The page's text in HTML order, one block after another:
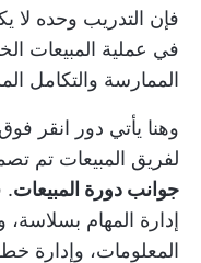
فإن التدريب وحده لا
في عملية المبيعات
الممارسة والتكامل
وهنا يأتي دور انقر فوق
لفريق المبيعات تم
جوانب دورة المبيعات.
إدارة المهام بسلاسة،
المعلومات، وإدارة